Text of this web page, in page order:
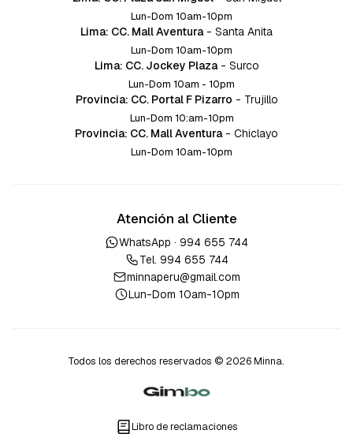
Lun-Dom 10am-10pm
Lima: CC. Mall Aventura - Santa Anita
Lun-Dom 10am-10pm
Lima: CC. Jockey Plaza - Surco
Lun-Dom 10am - 10pm
Provincia: CC. Portal F Pizarro - Trujillo
Lun-Dom 10:am-10pm
Provincia: CC. Mall Aventura - Chiclayo
Lun-Dom 10am-10pm
Atención al Cliente
WhatsApp · 994 655 744
Tel. 994 655 744
minnaperu@gmail.com
Lun-Dom 10am-10pm
Todos los derechos reservados © 2026 Minna.
Libro de reclamaciones